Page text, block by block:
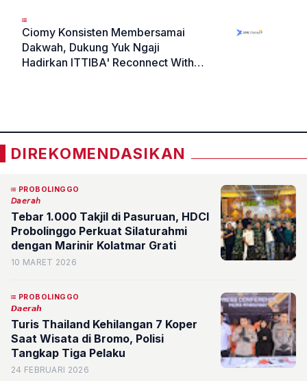
Ciomy Konsisten Membersamai
Dakwah, Dukung Yuk Ngaji
Hadirkan ITTIBA' Reconnect With
DIREKOMENDASIKAN
PROBOLINGGO
𝘋𝘢𝘦𝘳𝘢𝘩
Tebar 1.000 Takjil di Pasuruan, HDCI
Probolinggo Perkuat Silaturahmi
dengan Marinir Kolatmar Grati
10 MARET 2026
PROBOLINGGO
𝘿𝙖𝙚𝙧𝙖𝙝
Turis Thailand Kehilangan 7 Koper
Saat Wisata di Bromo, Polisi
Tangkap Tiga Pelaku
24 FEBRUARI 2026